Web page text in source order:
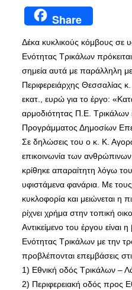
Share
Δέκα κυκλικούς κόμβους σε
Ενότητας Τρικάλων
σημεία αυτά με παράλληλη
Περιφερειάρχης Θεσσαλίας
εκατ., ευρώ για το έργο:
αρμοδιότητας Π.Ε. Τρικάλων
Προγράμματος Δημοσίων
Σε δηλώσεις του ο κ. Κ.
επικοινωνία των
κρίθηκε απαραίτητη λόγω
υφιστάμενα φανάρια. Με
κυκλοφορία και μειώνεται η
ρίχνει χρήμα στην τοπική
Αντικείμενο του έργου είναι
Ενότητας Τρικάλων με την
προβλέπονται επεμβάσεις
1) Εθνική οδός Τρικάλων –
2) Περιφερειακή οδός προς